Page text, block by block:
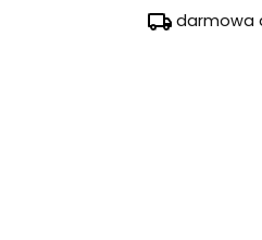
darmowa